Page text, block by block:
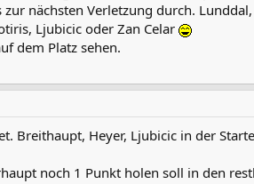
nächsten Verletzung durch.
Ljubicic oder Zan Celar
dem Platz sehen.
Breithaupt, Heyer, Ljubicic in der
noch 1 Punkt holen soll in den